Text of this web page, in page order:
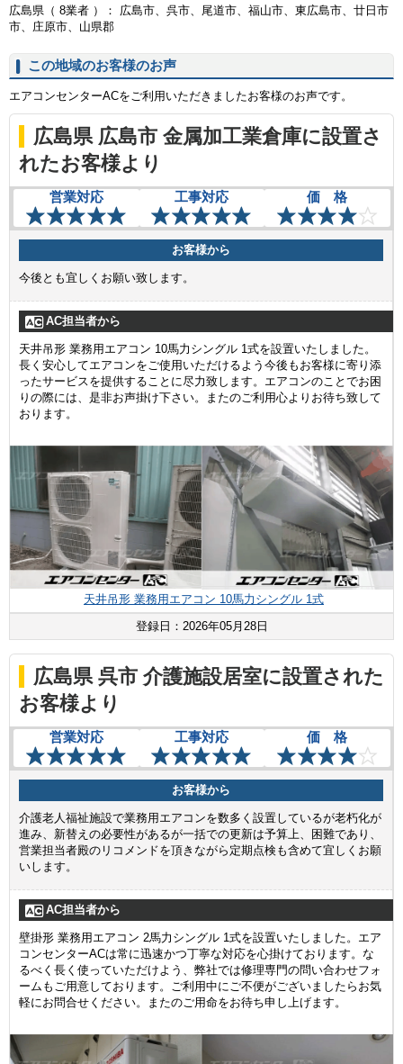
広島県（ 8業者 ）： 広島市、呉市、尾道市、福山市、東広島市、廿日市
市、庄原市、山県郡
この地域のお客様のお声
エアコンセンターACをご利用いただきましたお客様のお声です。
広島県 広島市 金属加工業倉庫に設置さ
れたお客様より
営業対応 工事対応 価 格
お客様から
今後とも宜しくお願い致します。
AC担当者から
天井吊形 業務用エアコン 10馬力シングル 1式を設置いたしました。
長く安心してエアコンをご使用いただけるよう今後もお客様に寄り添
ったサービスを提供することに尽力致します。エアコンのことでお困
りの際には、是非お声掛け下さい。またのご利用心よりお待ち致して
おります。
天井吊形 業務用エアコン 10馬力シングル 1式
登録日：2026年05月28日
広島県 呉市 介護施設居室に設置された
お客様より
営業対応 工事対応 価 格
お客様から
介護老人福祉施設で業務用エアコンを数多く設置しているが老朽化が
進み、新替えの必要性があるが一括での更新は予算上、困難であり、
営業担当者殿のリコメンドを頂きながら定期点検も含めて宜しくお願
いします。
AC担当者から
壁掛形 業務用エアコン 2馬力シングル 1式を設置いたしました。エア
コンセンターACは常に迅速かつ丁寧な対応を心掛けております。な
るべく長く使っていただけよう、弊社では修理専門の問い合わせフォ
ームもご用意しております。ご利用中にご不便がございましたらお気
軽にお問合せください。またのご用命をお待ち申し上げます。